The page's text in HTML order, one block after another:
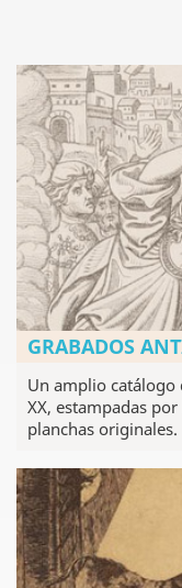
GRABADOS
Un amplio catálogo
XX, estampadas
planchas originales.